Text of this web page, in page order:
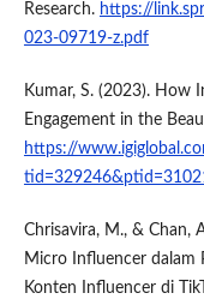
Research. https://
023-09719-z.pdf
Kumar, S. (2023). How
Engagement in the
https://
Chrisavira, M., & Chan,
Micro Influencer dalam
Konten Influencer di